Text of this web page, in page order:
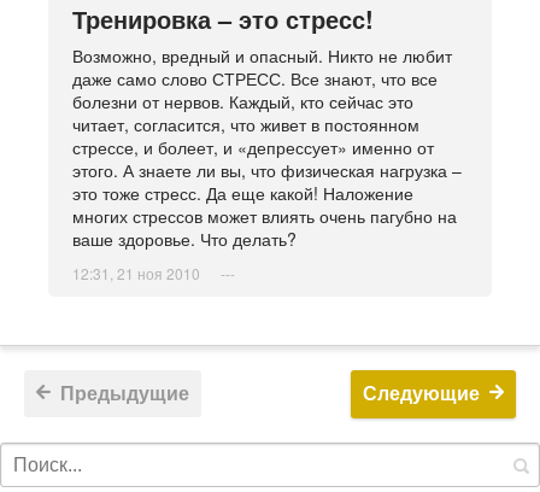
Тренировка – это стресс!
Возможно, вредный и опасный. Никто не любит
даже само слово СТРЕСС. Все знают, что все
болезни от нервов. Каждый, кто сейчас это
читает, согласится, что живет в постоянном
стрессе, и болеет, и «депрессует» именно от
этого. А знаете ли вы, что физическая нагрузка –
это тоже стресс. Да еще какой! Наложение
многих стрессов может влиять очень пагубно на
ваше здоровье. Что делать?
12:31, 21 ноя 2010 ---
Предыдущие Следующие